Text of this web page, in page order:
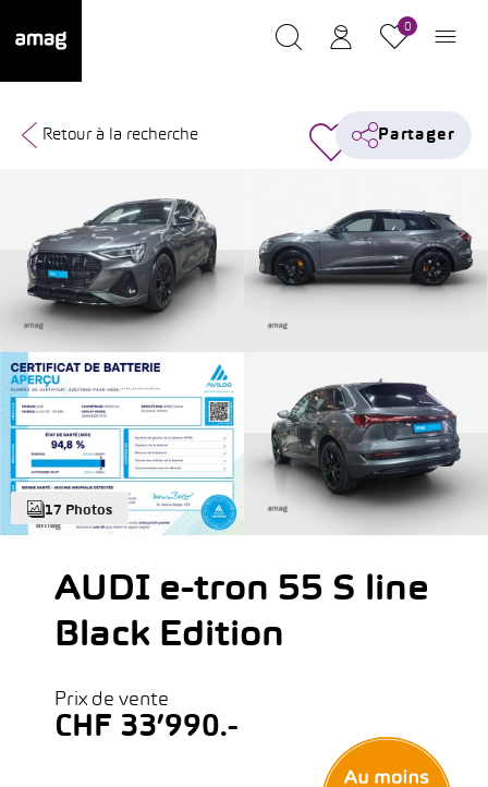
0
17 Photos
Retour à la recherche Partager
AUDI e-tron 55 S line
Black Edition
Prix de vente
CHF 33’990.-